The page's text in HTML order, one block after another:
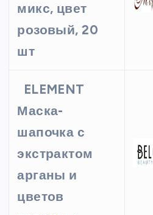
микс, цвет
розовый, 20
шт
ELEMENT
Маска-
шапочка с
экстрактом
арганы и
цветов